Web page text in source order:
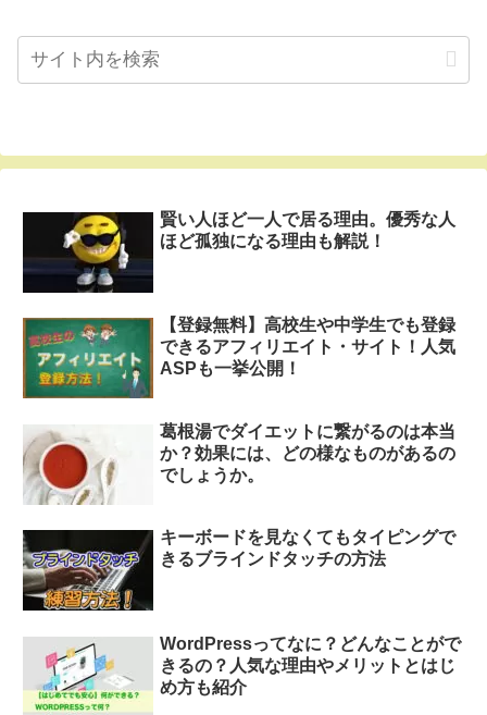
賢い人ほど一人で居る理由。優秀な人
ほど孤独になる理由も解説！
【登録無料】高校生や中学生でも登録
できるアフィリエイト・サイト！人気
ASPも一挙公開！
葛根湯でダイエットに繋がるのは本当
か？効果には、どの様なものがあるの
でしょうか。
キーボードを見なくてもタイピングで
きるブラインドタッチの方法
WordPressってなに？どんなことがで
きるの？人気な理由やメリットとはじ
め方も紹介